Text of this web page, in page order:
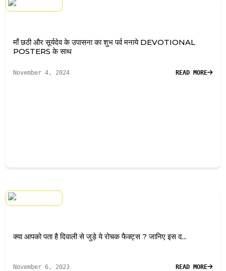
माँ छठी और सूर्यदेव के उपासना का शुभ पर्व मनाये DEVOTIONAL
POSTERS के साथ
November 4, 2024 READ MORE
क्या आपको पता है दिवाली से जुड़े ये रोचक फैक्ट्स ? जानिए इस द...
November 6, 2023 READ MORE